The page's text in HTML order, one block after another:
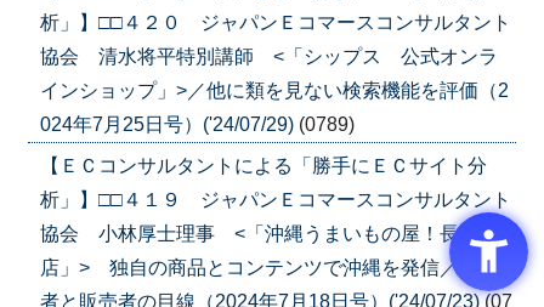
析」】□□４２０ ジャパンＥコマースコンサルタント
協会 清水将平特別講師 <「シップス 公式オンラ
インショップ」>／他に類を見ない検索機能を評価（2
024年7月25日号）('24/07/29) (0789)
【ＥＣコンサルタントによる「勝手にＥＣサイト分
析」】□□４１９ ジャパンＥコマースコンサルタント
協会 小林厚士理事 <「沖縄うまいもの屋！長浜商
店」> 独自の商品とコンテンツで沖縄を発信／生産
者と販売者の目線（2024年7月18日号）('24/07/23)(07